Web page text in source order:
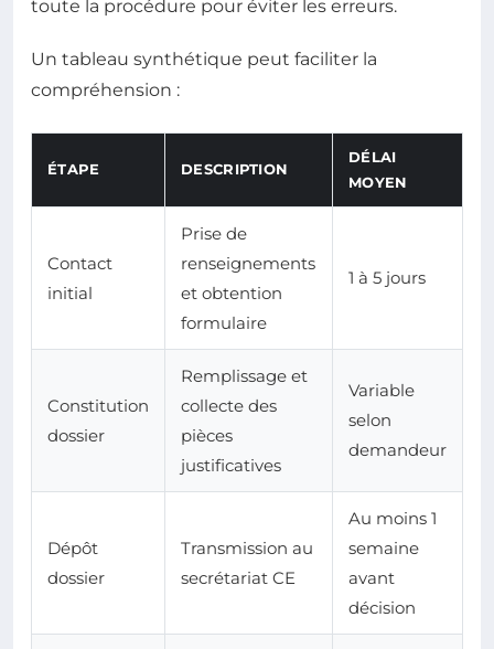
toute la procédure pour éviter les erreurs.
Un tableau synthétique peut faciliter la
compréhension :
ÉTAPE DESCRIPTION
DÉLAI
MOYEN
Contact
initial
Prise de
renseignements
et obtention
formulaire
1 à 5 jours
Constitution
dossier
Remplissage et
collecte des
pièces
justificatives
Variable
selon
demandeur
Dépôt
dossier
Transmission au
secrétariat CE
Au moins 1
semaine
avant
décision